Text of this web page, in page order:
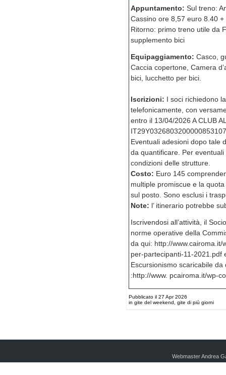
Appuntamento: Sul treno:
Cassino ore 8,57 euro 8.40
Ritorno: primo treno utile da
supplemento bici
Equipaggiamento: Casco,
Caccia copertone, Camera
bici, lucchetto per bici.
Iscrizioni: I soci richiedono
telefonicamente, con
entro il 13/04/2026 A CLUB
Eventuali adesioni dopo tale
da quantificare. Per
condizioni delle strutture.
Costo: Euro 145
multiple promiscue e la
sul posto. Sono esclusi i
Note: l’ itinerario potrebbe
Iscrivendosi all’attività, il
norme operative della
da qui: http://
per-partecipanti-11-2021.pdf
Escursionismo scaricabile da
:http://www. pcairoma.it/wp-
Pubblicato il 27 Apr 2026
in gite del weekend, gite di più giorni
Webmaster Andrea